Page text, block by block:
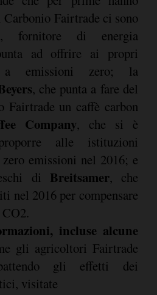
Fairtrade ci sono
, fornitore di energia
ad offrire ai propri
emissioni zero; la
, che punta a fare del
Fairtrade un caffè carbon
Company, che si è
alle istituzioni
emissioni nel 2016; e
di Breitsamer, che
nel 2016 per compensare
incluse alcune
gli agricoltori Fairtrade
gli effetti dei
visitate